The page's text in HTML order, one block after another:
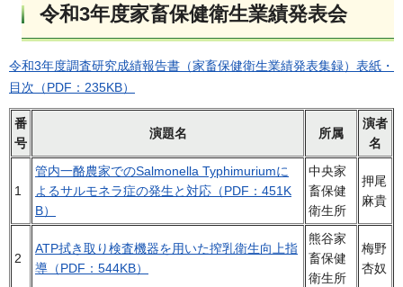
令和3年度家畜保健衛生業績発表会
令和3年度調査研究成績報告書（家畜保健衛生業績発表集録）表紙・
目次（PDF：235KB）
番
号
演題名 所属
演者
名
1
管内一酪農家でのSalmonella Typhimuriumに
よるサルモネラ症の発生と対応（PDF：451K
B）
中央家
畜保健
衛生所
押尾
麻貴
2
ATP拭き取り検査機器を用いた搾乳衛生向上指
導（PDF：544KB）
熊谷家
畜保健
衛生所
梅野
杏奴